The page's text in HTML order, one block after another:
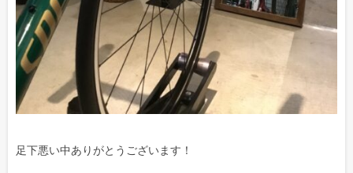
足下悪い中ありがとうございます！